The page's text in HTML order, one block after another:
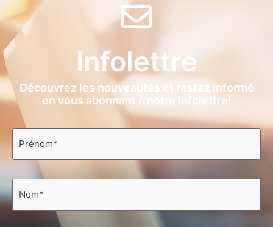
Infolettre
Découvrez les nouveautés et restez informé
en vous abonnant à notre infolettre!
Prénom
Nom